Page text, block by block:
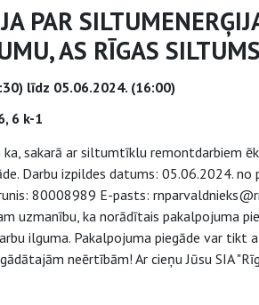
PAR
AS RĪGAS SILTUMS
līdz 05.06.2024. (16:00)
6 k-1
sakarā ar siltumtīklu remontdarbiem
Darbu izpildes datums: 05.06.2024.
80008989 E-pasts:
uzmanību, ka norādītais pakalpojuma
ilguma. Pakalpojuma piegāde var tikt
neērtībām! Ar cieņu Jūsu SIA